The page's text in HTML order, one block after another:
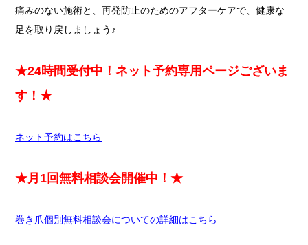
痛みのない施術と、再発防止のためのアフターケアで、健康な
足を取り戻しましょう♪
★24時間受付中！ネット予約専用ページございま
す！★
ネット予約はこちら
★月1回無料相談会開催中！★
巻き爪個別無料相談会についての詳細はこちら